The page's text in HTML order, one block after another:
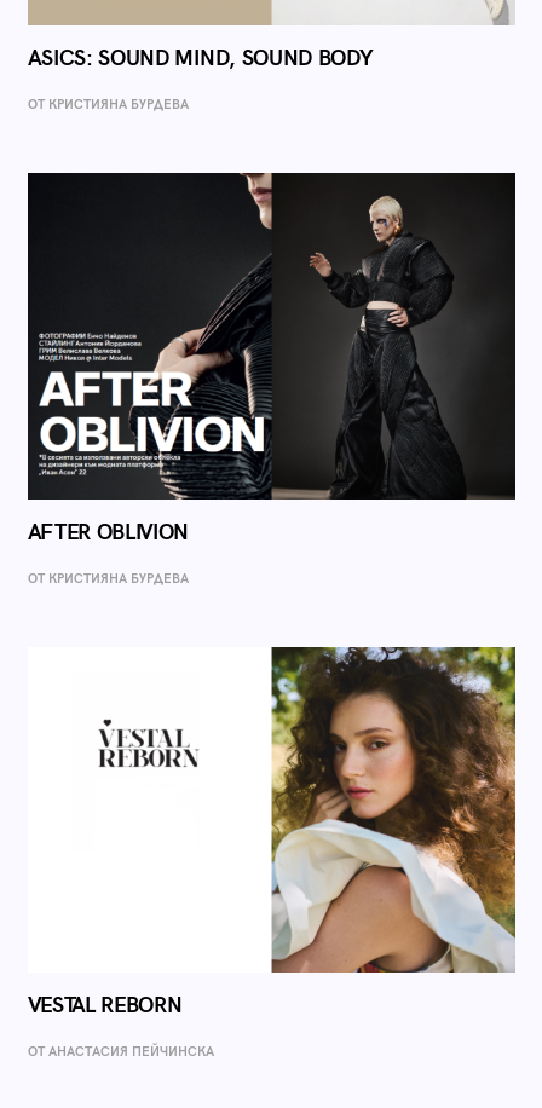
ASICS: SOUND MIND, SOUND BODY
ОТ КРИСТИЯНА БУРДЕВА
AFTER OBLIVION
ОТ КРИСТИЯНА БУРДЕВА
VESTAL REBORN
ОТ AНАСТАСИЯ ПЕЙЧИНСКА